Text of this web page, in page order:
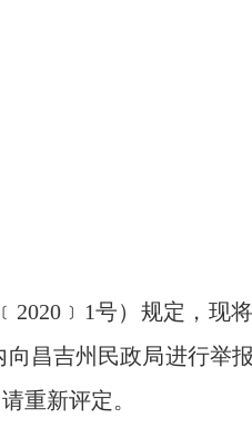
号）规定，现
昌吉州民政局进行举
重新评定。